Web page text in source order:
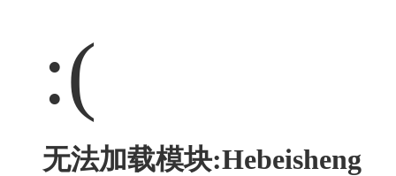
:(
无法加载模块:Hebeisheng